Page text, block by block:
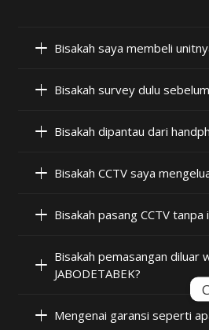
Bisakah saya membeli
Bisakah survey dulu
Bisakah dipantau dari
Bisakah CCTV saya
Bisakah pasang CCTV
Bisakah pemasangan diluar
JABODETABEK?
Mengenai garansi seperti